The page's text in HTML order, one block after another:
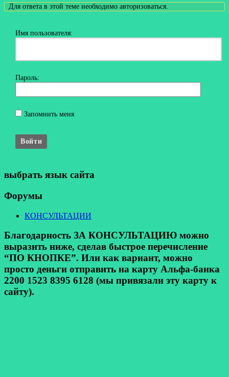
Для ответа в этой теме необходимо авторизоваться.
Имя пользователя:
Пароль:
Запомнить меня
Войти
выбрать язык сайта
Форумы
КОНСУЛЬТАЦИИ
Благодарность ЗА КОНСУЛЬТАЦИЮ можно
выразить ниже, сделав быстрое перечисление
“ПО КНОПКЕ”. Или как вариант, можно
просто деньги отправить на карту Альфа-банка
2200 1523 8395 6128 (мы привязали эту карту к
сайту).